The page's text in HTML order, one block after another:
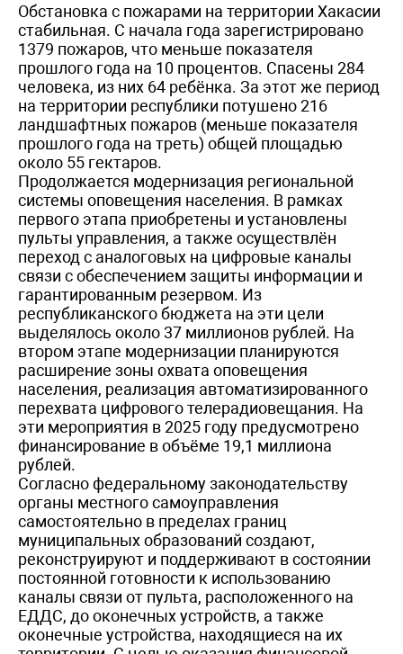
Обстановка с пожарами на территории Хакасии
стабильная. С начала года зарегистрировано
1379 пожаров, что меньше показателя
прошлого года на 10 процентов. Спасены 284
человека, из них 64 ребёнка. За этот же период
на территории республики потушено 216
ландшафтных пожаров (меньше показателя
прошлого года на треть) общей площадью
около 55 гектаров.
Продолжается модернизация региональной
системы оповещения населения. В рамках
первого этапа приобретены и установлены
пульты управления, а также осуществлён
переход с аналоговых на цифровые каналы
связи с обеспечением защиты информации и
гарантированным резервом. Из
республиканского бюджета на эти цели
выделялось около 37 миллионов рублей. На
втором этапе модернизации планируются
расширение зоны охвата оповещения
населения, реализация автоматизированного
перехвата цифрового телерадиовещания. На
эти мероприятия в 2025 году предусмотрено
финансирование в объёме 19,1 миллиона
рублей.
Согласно федеральному законодательству
органы местного самоуправления
самостоятельно в пределах границ
муниципальных образований создают,
реконструируют и поддерживают в состоянии
постоянной готовности к использованию
каналы связи от пульта, расположенного на
ЕДДС, до оконечных устройств, а также
оконечные устройства, находящиеся на их